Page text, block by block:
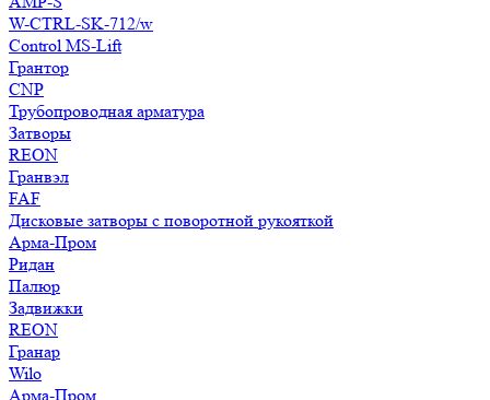
W-CTRL-SK-712/w
Control MS-Lift
Грантор
CNP
Трубопроводная арматура
Затворы
REON
Гранвэл
FAF
Дисковые затворы с поворотной рукояткой
Арма-Пром
Ридан
Палюр
Задвижки
REON
Гранар
Wilo
Арма-Пром